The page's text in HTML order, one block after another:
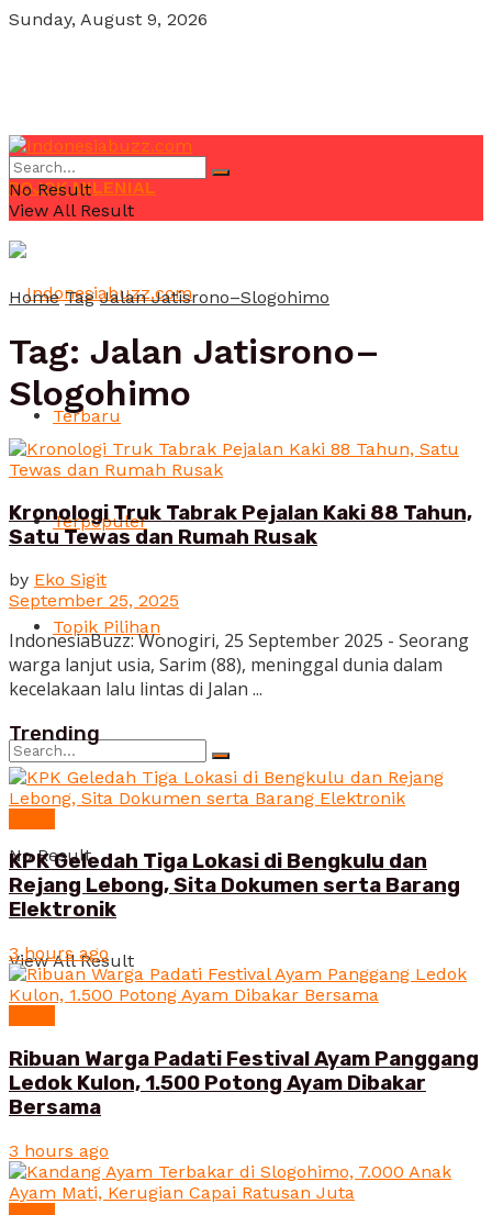
Sunday, August 9, 2026
POJOK MILENIAL
Terbaru
Terpopuler
Topik Pilihan
No Result
View All Result
No Result
View All Result
Home Tag Jalan Jatisrono–Slogohimo
Tag: Jalan Jatisrono–
Slogohimo
Kronologi Truk Tabrak Pejalan Kaki 88 Tahun,
Satu Tewas dan Rumah Rusak
by Eko Sigit
September 25, 2025
IndonesiaBuzz: Wonogiri, 25 September 2025 - Seorang
warga lanjut usia, Sarim (88), meninggal dunia dalam
kecelakaan lalu lintas di Jalan ...
Trending
KPK Geledah Tiga Lokasi di Bengkulu dan
Rejang Lebong, Sita Dokumen serta Barang
Elektronik
3 hours ago
Ribuan Warga Padati Festival Ayam Panggang
Ledok Kulon, 1.500 Potong Ayam Dibakar
Bersama
3 hours ago